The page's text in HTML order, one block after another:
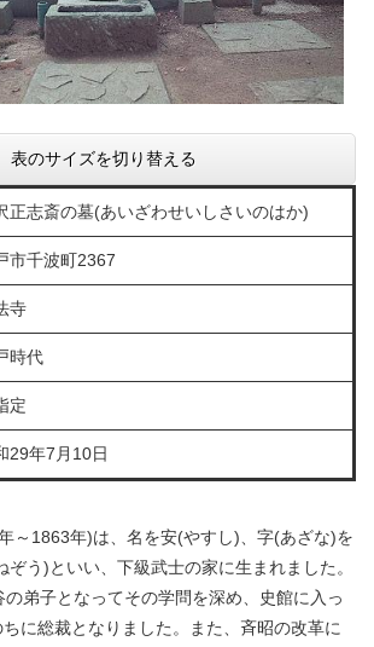
表のサイズを切り替える
正志斎の墓(あいざわせいしさいのはか)
市千波町2367
寺
時代
定
29年7月10日
～1863年)は、名を安(やすし)、字(あざな)を
う)といい、下級武士の家に生まれました。
弟子となってその学問を深め、史館に入っ
に総裁となりました。また、斉昭の改革に